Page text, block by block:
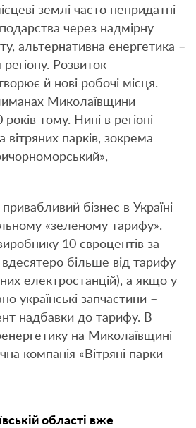
землі часто непридатні
через надмірну
альтернативна енергетика –
Розвиток
й нові робочі місця.
Миколаївщини
тому. Нині в регіоні
парків, зокрема
бізнес в Україні
«зеленому тарифу».
10 євроцентів за
більше від тарифу
електростанцій), а якщо у
українські запчастини –
надбавки до тарифу. В
на Миколаївщині
компанія «Вітряні парки
області вже